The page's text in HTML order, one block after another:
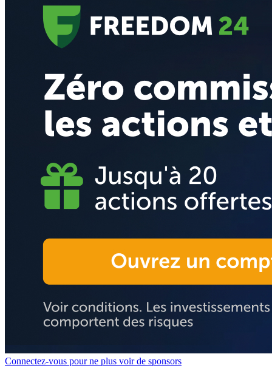
Connectez-vous pour ne plus voir de sponsors